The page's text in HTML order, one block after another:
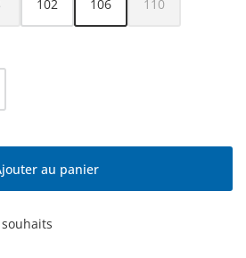
option n'est pas disponible pour le moment.)
102 106 110
(Cette option
: Entrez la quantité
au panier